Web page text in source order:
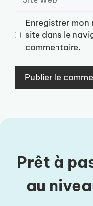
web
Enregistrer mon
site dans le
commentaire.
Prêt à
au